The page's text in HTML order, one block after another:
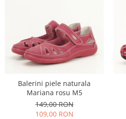
Balerini piele naturala
Mariana rosu M5
149,00 RON
109,00 RON